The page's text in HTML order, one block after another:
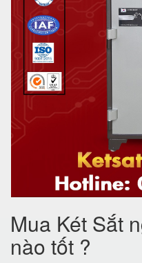
Mua Két Sắt
nào tốt ?